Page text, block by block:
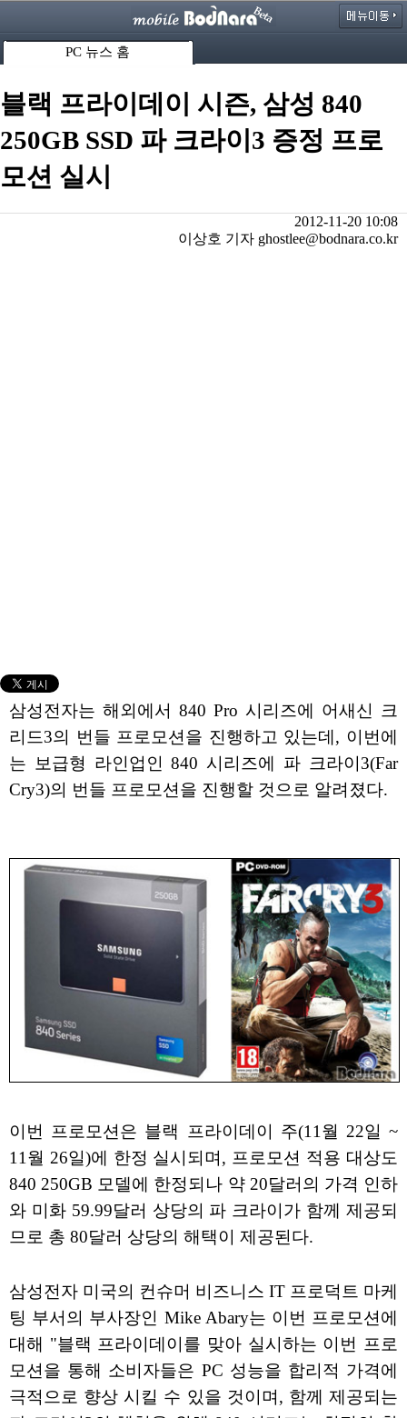
PC 뉴스 홈
블랙 프라이데이 시즌, 삼성 840
250GB SSD 파 크라이3 증정 프로
모션 실시
2012-11-20 10:08
이상호 기자 ghostlee@bodnara.co.kr
삼성전자는 해외에서 840 Pro 시리즈에 어새신 크
리드3의 번들 프로모션을 진행하고 있는데, 이번에
는 보급형 라인업인 840 시리즈에 파 크라이3(Far
Cry3)의 번들 프로모션을 진행할 것으로 알려졌다.
이번 프로모션은 블랙 프라이데이 주(11월 22일 ~
11월 26일)에 한정 실시되며, 프로모션 적용 대상도
840 250GB 모델에 한정되나 약 20달러의 가격 인하
와 미화 59.99달러 상당의 파 크라이가 함께 제공되
므로 총 80달러 상당의 해택이 제공된다.
삼성전자 미국의 컨슈머 비즈니스 IT 프로덕트 마케
팅 부서의 부사장인 Mike Abary는 이번 프로모션에
대해 "블랙 프라이데이를 맞아 실시하는 이번 프로
모션을 통해 소비자들은 PC 성능을 합리적 가격에
극적으로 향상 시킬 수 있을 것이며, 함께 제공되는